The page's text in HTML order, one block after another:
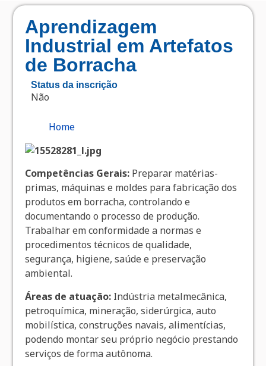
Aprendizagem
Industrial em Artefatos
de Borracha
Status da inscrição
Não
Home
Competências Gerais: Preparar matérias-
primas, máquinas e moldes para fabricação dos
produtos em borracha, controlando e
documentando o processo de produção.
Trabalhar em conformidade a normas e
procedimentos técnicos de qualidade,
segurança, higiene, saúde e preservação
ambiental.
Áreas de atuação: Indústria metalmecânica,
petroquímica, mineração, siderúrgica, auto
mobilística, construções navais, alimentícias,
podendo montar seu próprio negócio prestando
serviços de forma autônoma.